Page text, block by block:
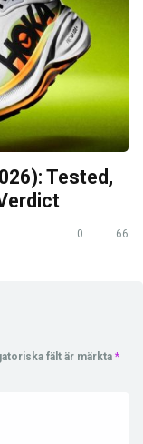
Tested,
0 66
fält är märkta *